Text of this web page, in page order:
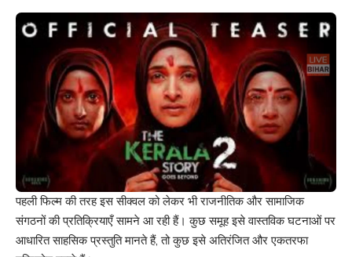
पहली फिल्म की तरह इस सीक्वल को लेकर भी राजनीतिक और सामाजिक
संगठनों की प्रतिक्रियाएँ सामने आ रही हैं। कुछ समूह इसे वास्तविक घटनाओं पर
आधारित साहसिक प्रस्तुति मानते हैं, तो कुछ इसे अतिरंजित और एकतरफा